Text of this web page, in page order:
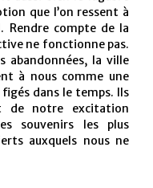
que l’on ressent à
Rendre compte de la
ne fonctionne pas.
abandonnées, la ville
à nous comme une
dans le temps. Ils
de notre excitation
souvenirs les plus
auxquels nous ne